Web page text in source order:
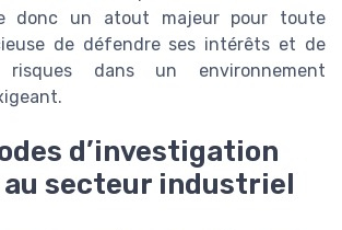
donc un atout majeur pour toute
de défendre ses intérêts et de
dans un environnement
d’investigation
au secteur industriel